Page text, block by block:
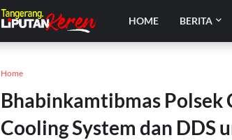
HOME BERITA
Home
Bhabinkamtibmas Polsek
Cooling System dan DDS